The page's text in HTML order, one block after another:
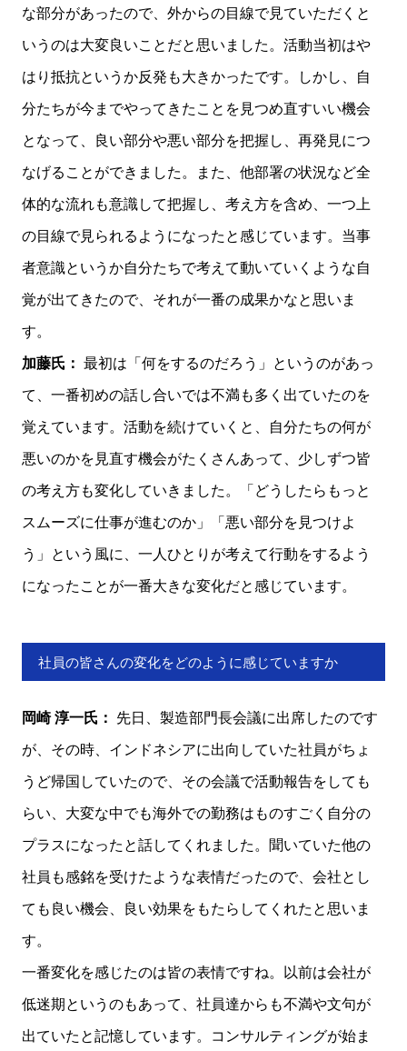
な部分があったので、外からの目線で見ていただくと
いうのは大変良いことだと思いました。活動当初はや
はり抵抗というか反発も大きかったです。しかし、自
分たちが今までやってきたことを見つめ直すいい機会
となって、良い部分や悪い部分を把握し、再発見につ
なげることができました。また、他部署の状況など全
体的な流れも意識して把握し、考え方を含め、一つ上
の目線で見られるようになったと感じています。当事
者意識というか自分たちで考えて動いていくような自
覚が出てきたので、それが一番の成果かなと思いま
す。
加藤氏： 最初は「何をするのだろう」というのがあっ
て、一番初めの話し合いでは不満も多く出ていたのを
覚えています。活動を続けていくと、自分たちの何が
悪いのかを見直す機会がたくさんあって、少しずつ皆
の考え方も変化していきました。「どうしたらもっと
スムーズに仕事が進むのか」「悪い部分を見つけよ
う」という風に、一人ひとりが考えて行動をするよう
になったことが一番大きな変化だと感じています。
社員の皆さんの変化をどのように感じていますか
岡崎 淳一氏： 先日、製造部門長会議に出席したのです
が、その時、インドネシアに出向していた社員がちょ
うど帰国していたので、その会議で活動報告をしても
らい、大変な中でも海外での勤務はものすごく自分の
プラスになったと話してくれました。聞いていた他の
社員も感銘を受けたような表情だったので、会社とし
ても良い機会、良い効果をもたらしてくれたと思いま
す。
一番変化を感じたのは皆の表情ですね。以前は会社が
低迷期というのもあって、社員達からも不満や文句が
出ていたと記憶しています。コンサルティングが始ま